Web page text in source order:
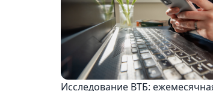
Исследование ВТБ: